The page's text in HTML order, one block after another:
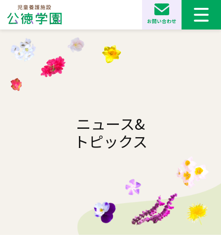
お問い合わせ
ニュース&
トピックス